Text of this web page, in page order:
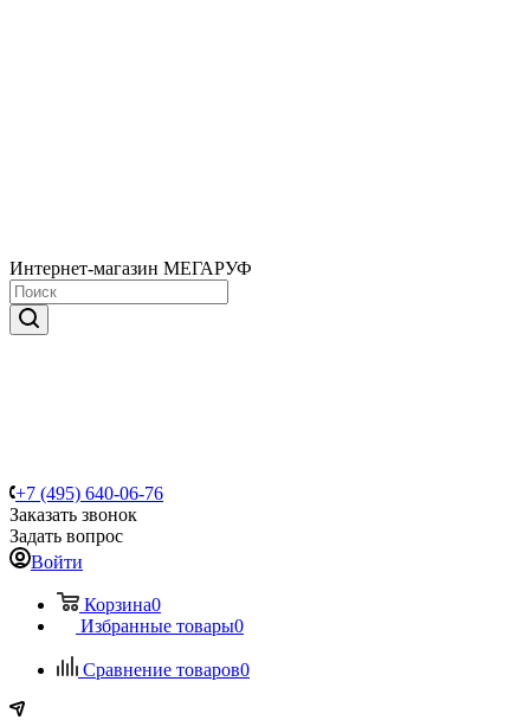
Интернет-магазин МЕГАРУФ
+7 (495) 640-06-76
Заказать звонок
Задать вопрос
Войти
Корзина0
Избранные товары0
Сравнение товаров0